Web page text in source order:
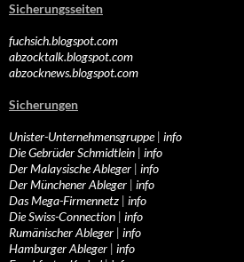
Sicherungsseiten
fuchsich.blogspot.com
abzocktalk.blogspot.com
abzocknews.blogspot.com
Sicherungen
Unister-Unternehmensgruppe| info
Die Gebrüder Schmidtlein | info
Der Malaysische Ableger | info
Der Münchener Ableger | info
Das Mega-Firmennetz | info
Die Swiss-Connection | info
Rumänischer Ableger | info
Hamburger Ableger | info